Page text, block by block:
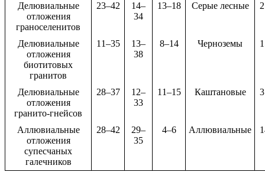
Делювиальные
отложения
граноселенитов
23–42
14–
34
13–18 Серые лесные
Делювиальные
отложения
биотитовых
гранитов
11–35
13–
38
8–14 Черноземы
Делювиальные
отложения
гранито-гнейсов
28–37
12–
33
11–15 Каштановые
Аллювиальные
отложения
супесчаных
галечников
28–42
29–
35
4–6 Аллювиальные